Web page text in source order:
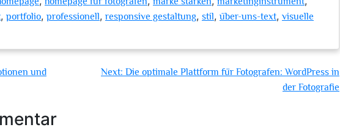
, portfolio, professionell, responsive gestaltung, stil, über-uns-text, visuelle
und
Next: Die optimale Plattform für Fotografen: WordPress in
der Fotografie